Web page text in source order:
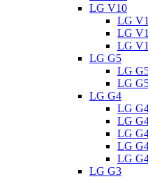
LG V10
LG
LG
LG
LG G5
LG
LG
LG G4
LG
LG
LG
LG
LG
LG G3